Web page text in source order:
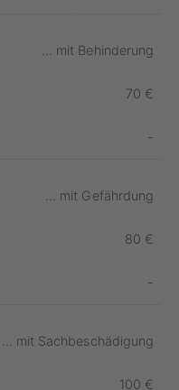
... mit Behinderung
70 €
-
... mit Gefährdung
80 €
-
... mit Sachbeschädigung
100 €